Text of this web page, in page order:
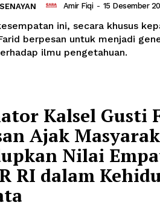
Amir Fiqi - 15 Desember
ini, secara khusus
berpesan untuk menjadi
ilmu pengetahuan.
Kalsel Gusti
Ajak
Nilai
RI dalam